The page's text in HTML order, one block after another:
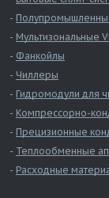
Мультизональные
Фанкойлы
Чиллеры
Гидромодули для
Компрессорно-
Прецизионные
Теплообменные
Расходные